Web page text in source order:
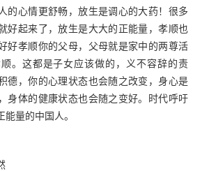
的心情更舒畅，放生是调心的大药！很多
好起来了，放生是大大的正能量，孝顺也
好孝顺你的父母，父母就是家中的两尊活
。这都是子女应该做的，义不容辞的责
德，你的心理状态也会随之改变，身心是
身体的健康状态也会随之变好。时代呼吁
量的中国人。